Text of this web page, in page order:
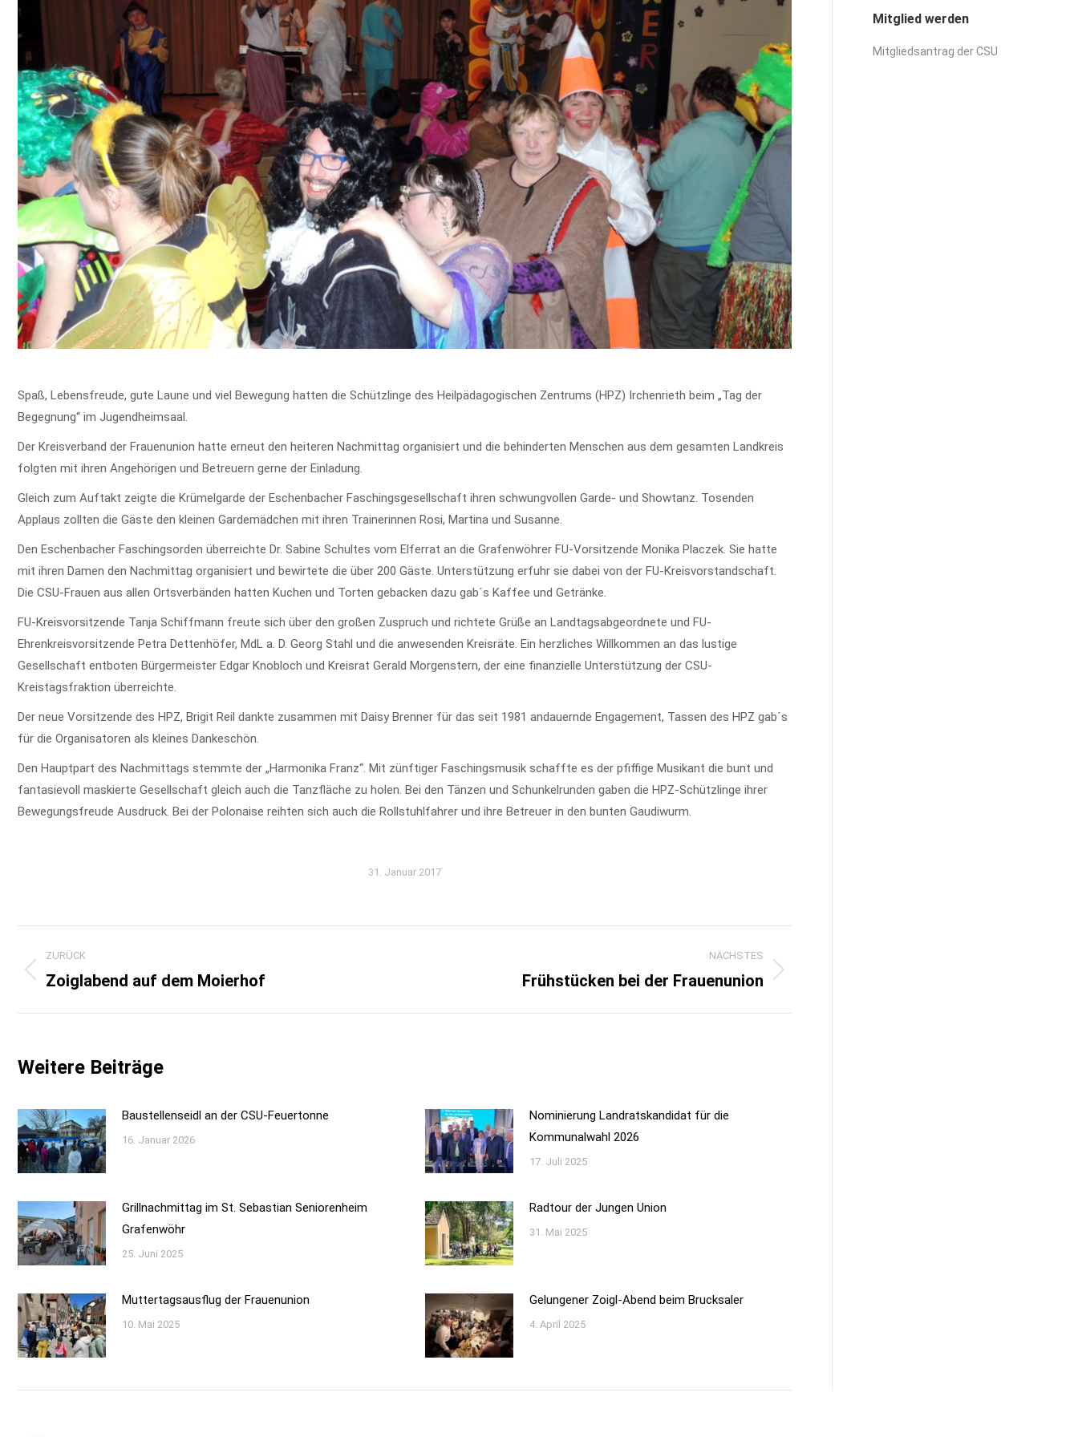
Spaß, Lebensfreude, gute Laune und viel Bewegung hatten die Schützlinge des Heilpädagogischen Zentrums (HPZ) Irchenrieth beim „Tag der
Begegnung“ im Jugendheimsaal.
Der Kreisverband der Frauenunion hatte erneut den heiteren Nachmittag organisiert und die behinderten Menschen aus dem gesamten Landkreis
folgten mit ihren Angehörigen und Betreuern gerne der Einladung.
Gleich zum Auftakt zeigte die Krümelgarde der Eschenbacher Faschingsgesellschaft ihren schwungvollen Garde- und Showtanz. Tosenden
Applaus zollten die Gäste den kleinen Gardemädchen mit ihren Trainerinnen Rosi, Martina und Susanne.
Den Eschenbacher Faschingsorden überreichte Dr. Sabine Schultes vom Elferrat an die Grafenwöhrer FU-Vorsitzende Monika Placzek. Sie hatte
mit ihren Damen den Nachmittag organisiert und bewirtete die über 200 Gäste. Unterstützung erfuhr sie dabei von der FU-Kreisvorstandschaft.
Die CSU-Frauen aus allen Ortsverbänden hatten Kuchen und Torten gebacken dazu gab´s Kaffee und Getränke.
FU-Kreisvorsitzende Tanja Schiffmann freute sich über den großen Zuspruch und richtete Grüße an Landtagsabgeordnete und FU-
Ehrenkreisvorsitzende Petra Dettenhöfer, MdL a. D. Georg Stahl und die anwesenden Kreisräte. Ein herzliches Willkommen an das lustige
Gesellschaft entboten Bürgermeister Edgar Knobloch und Kreisrat Gerald Morgenstern, der eine finanzielle Unterstützung der CSU-
Kreistagsfraktion überreichte.
Der neue Vorsitzende des HPZ, Brigit Reil dankte zusammen mit Daisy Brenner für das seit 1981 andauernde Engagement, Tassen des HPZ gab´s
für die Organisatoren als kleines Dankeschön.
Den Hauptpart des Nachmittags stemmte der „Harmonika Franz“. Mit zünftiger Faschingsmusik schaffte es der pfiffige Musikant die bunt und
fantasievoll maskierte Gesellschaft gleich auch die Tanzfläche zu holen. Bei den Tänzen und Schunkelrunden gaben die HPZ-Schützlinge ihrer
Bewegungsfreude Ausdruck. Bei der Polonaise reihten sich auch die Rollstuhlfahrer und ihre Betreuer in den bunten Gaudiwurm.
31. Januar 2017
Kommentarnavigation
ZURÜCK
Vorheriger
Zoiglabend auf dem Moierhof
NÄCHSTES
Frühstücken bei der Frauenunion
Weitere Beiträge
Baustellenseidl an der CSU-Feuertonne
16. Januar 2026
Nominierung Landratskandidat für die
Kommunalwahl 2026
17. Juli 2025
Grillnachmittag im St. Sebastian Seniorenheim
Grafenwöhr
25. Juni 2025
Radtour der Jungen Union
31. Mai 2025
Muttertagsausflug der Frauenunion
10. Mai 2025
Gelungener Zoigl-Abend beim Brucksaler
4. April 2025
Mitglied werden
Mitgliedsantrag der CSU